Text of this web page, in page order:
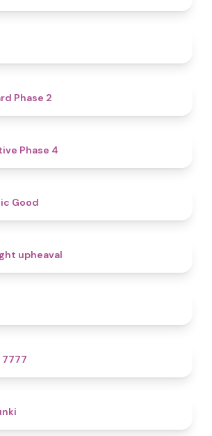
Phase 2
Phase 4
Good
upheaval
7777